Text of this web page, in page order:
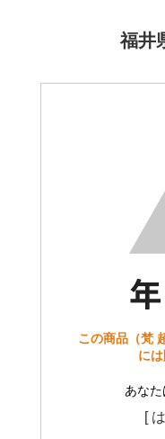
福井
この商品（梵
に
あな
[